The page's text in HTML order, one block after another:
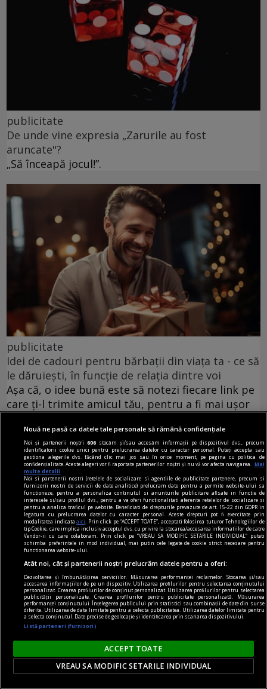
publicitate
De unde vine expresia „Zarurile au fost
aruncate"?
„Să înceapă jocul!”.
publicitate
Idei de cadouri pentru bărbații din viața ta - ce să
le dăruiești, în funcție de relația dintre voi
Așa că, o idee bună este să notezi fiecare link pe
care ți-l trimite amicul tău, pentru a fi mai ușor
publicitate
Aproximativ 33% dintre parfumurile masculine
sînt folosite de femei! Ce ingrediente au astfel de
parfumuri?
Foarte apreciate sînt și parfumurile orientale
pentru bărbați, care au note unice, catifelate,
Nouă ne pasă ca datele tale personale să rămână confidențiale
Noi și partenerii noștri606 stocăm și/sau accesăm informații pe dispozitivul dvs., precum
identificatorii cookie unici pentru prelucrarea datelor cu caracter personal. Puteți accepta sau
gestiona alegerile dvs. făcând clic mai jos sau în orice moment, pe pagina cu politica de
confidențialitate. Aceste alegeri vor fi raportate partenerilor noștri și nu vă vor afecta navigarea.
Mai
multe detalii
Noi si partenerii nostri (retelele de socializare si agentiile de publicitate partenere, precum si
furnizorii nostri de servicii de date analitice) prelucram date pentru a permite website-ului sa
functioneze, pentru a personaliza continutul si anunturile publicitare afisate in functie de
interesele si/sau profilul dvs., pentru a va oferi functionalitati aferente retelelor de socializare si
pentru a analiza traficul pe website. Beneficiati de drepturile prevazute de art. 15-22 din GDPR in
legatura cu prelucrarea datelor cu caracter personal. Aceste drepturi pot fi exercitate prin
modalitatea indicataaici
. Prin click pe “ACCEPT TOATE”, acceptati folosirea tuturor Tehnologiilor de
tip Cookie, care implica inclusiv acceptul dvs. cu privire la stocarea/accesarea informatiilor de catre
Vendor-ii cu care colaboram. Prin click pe “VREAU SA MODIFIC SETARILE INDIVIDUAL” puteti
schimba preferintele in mod individual, mai putin cele legate de cookie strict necesare pentru
functionarea website-ului.
Atât noi, cât și partenerii noștri prelucrăm datele pentru a oferi:
Dezvoltarea și îmbunătățirea serviciilor. Măsurarea performanței reclamelor. Stocarea și/sau
accesarea informațiilor de pe un dispozitiv. Utilizarea profilurilor pentru selectarea conținutului
personalizat. Crearea profilurilor de conținut personalizat. Utilizarea profilurilor pentru selectarea
publicității personalizate. Crearea profilurilor pentru publicitate personalizată. Măsurarea
performanței conținutului. Înțelegerea publicului prin statistici sau combinații de date din surse
diferite. Utilizarea de date limitate pentru a selecta publicitatea. Utilizarea datelor limitate pentru
a selecta conținutul. Date precise de geolocație și identificarea prin scanarea dispozitivului.
Listă parteneri (furnizori)
ACCEPT TOATE
VREAU SA MODIFIC SETARILE INDIVIDUAL